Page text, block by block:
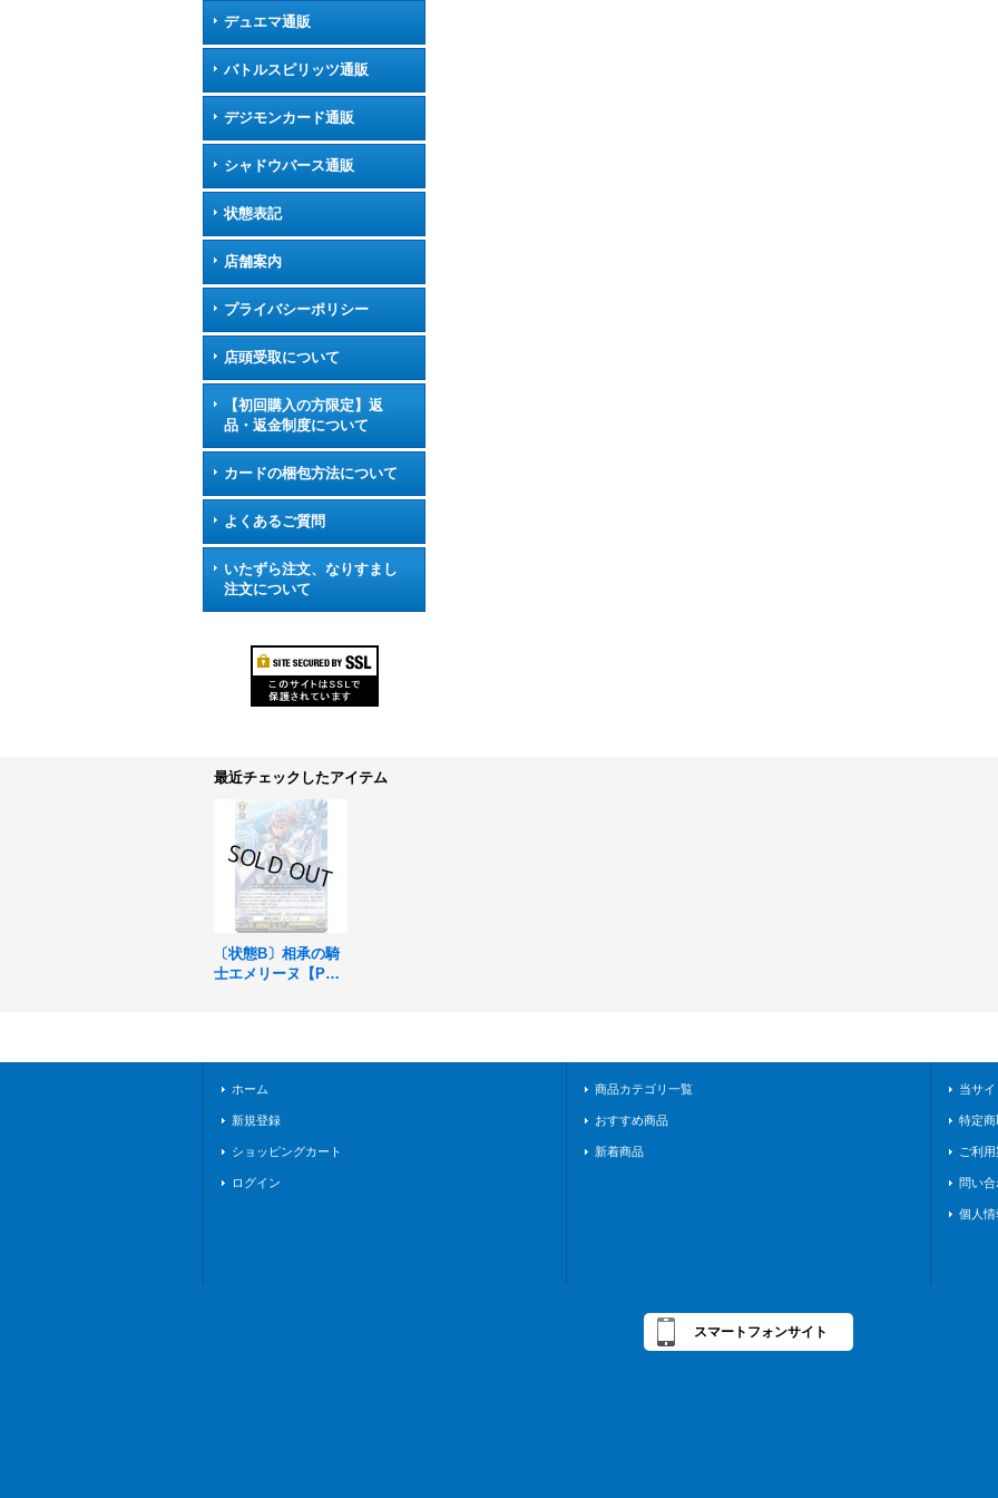
デュエマ通販
バトルスピリッツ通販
デジモンカード通販
シャドウバース通販
状態表記
店舗案内
プライバシーポリシー
店頭受取について
【初回購入の方限定】返
品・返金制度について
カードの梱包方法について
よくあるご質問
いたずら注文、なりすまし
注文について
最近チェックしたアイテム
〔状態B〕相承の騎
士エメリーヌ【P
ホーム
新規登録
ショッピングカート
ログイン
商品カテゴリ一覧
おすすめ商品
新着商品
当サ
特定
ご利
問い合
個人
スマートフォンサイト